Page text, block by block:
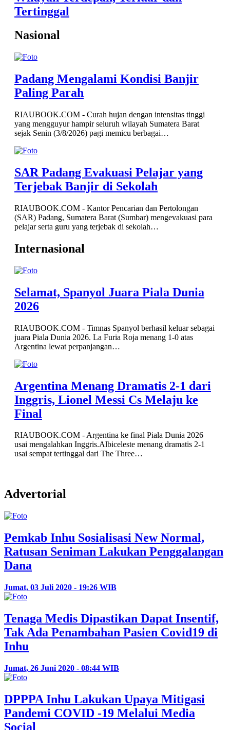
Tertinggal
Nasional
Padang Mengalami Kondisi Banjir
Paling Parah
RIAUBOOK.COM - Curah hujan dengan intensitas tinggi
yang mengguyur hampir seluruh wilayah Sumatera Barat
sejak Senin (3/8/2026) pagi memicu berbagai…
SAR Padang Evakuasi Pelajar yang
Terjebak Banjir di Sekolah
RIAUBOOK.COM - Kantor Pencarian dan Pertolongan
(SAR) Padang, Sumatera Barat (Sumbar) mengevakuasi para
pelajar serta guru yang terjebak di sekolah…
Internasional
Selamat, Spanyol Juara Piala Dunia
2026
RIAUBOOK.COM - Timnas Spanyol berhasil keluar sebagai
juara Piala Dunia 2026. La Furia Roja menang 1-0 atas
Argentina lewat perpanjangan…
Argentina Menang Dramatis 2-1 dari
Inggris, Lionel Messi Cs Melaju ke
Final
RIAUBOOK.COM - Argentina ke final Piala Dunia 2026
usai mengalahkan Inggris.Albiceleste menang dramatis 2-1
usai sempat tertinggal dari The Three…
Advertorial
Pemkab Inhu Sosialisasi New Normal,
Ratusan Seniman Lakukan Penggalangan
Dana
Jumat, 03 Juli 2020 - 19:26 WIB
Tenaga Medis Dipastikan Dapat Insentif,
Tak Ada Penambahan Pasien Covid19 di
Inhu
Jumat, 26 Juni 2020 - 08:44 WIB
DPPPA Inhu Lakukan Upaya Mitigasi
Pandemi COVID -19 Melalui Media
Social